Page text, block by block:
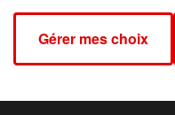
Gérer mes choix